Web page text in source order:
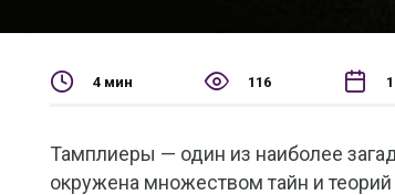
4 мин 116
Тамплиеры — один из наиболее
окружена множеством тайн и